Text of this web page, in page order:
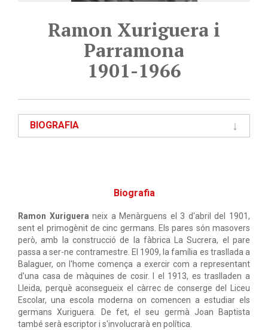
Ramon Xuriguera i
Parramona
1901-1966
BIOGRAFIA
Biografia
Ramon Xuriguera neix a Menàrguens el 3 d'abril del 1901,
sent el primogènit de cinc germans. Els pares són masovers
però, amb la construcció de la fàbrica La Sucrera, el pare
passa a ser-ne contramestre. El 1909, la família es trasllada a
Balaguer, on l'home comença a exercir com a representant
d'una casa de màquines de cosir. I el 1913, es traslladen a
Lleida, perquè aconsegueix el càrrec de conserge del Liceu
Escolar, una escola moderna on comencen a estudiar els
germans Xuriguera. De fet, el seu germà Joan Baptista
també serà escriptor i s'involucrarà en política.